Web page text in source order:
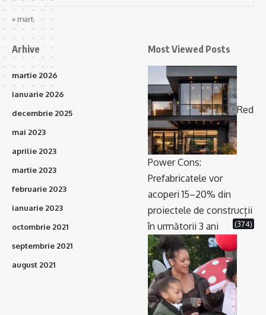
« mart.
Arhive
martie 2026
ianuarie 2026
decembrie 2025
mai 2023
aprilie 2023
martie 2023
februarie 2023
ianuarie 2023
octombrie 2021
septembrie 2021
august 2021
Most Viewed Posts
Red
Power Cons:
Prefabricatele vor
acoperi 15–20% din
proiectele de construcții
în următorii 3 ani
(374)